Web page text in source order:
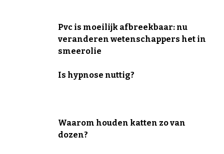
Pvc is moeilijk afbreekbaar: nu
veranderen wetenschappers het in
smeerolie
Is hypnose nuttig?
Waarom houden katten zo van
dozen?